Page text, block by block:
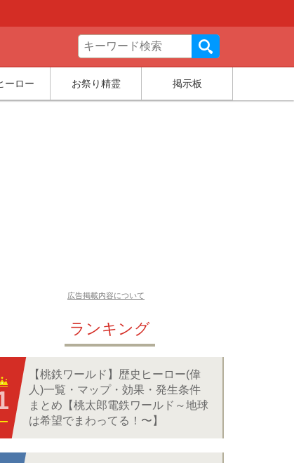
ーロー お祭り精霊 掲示板
広告掲載内容について
ランキング
【桃鉄ワールド】歴史ヒーロー(偉
人)一覧・マップ・効果・発生条件
まとめ【桃太郎電鉄ワールド～地球
は希望でまわってる！〜】